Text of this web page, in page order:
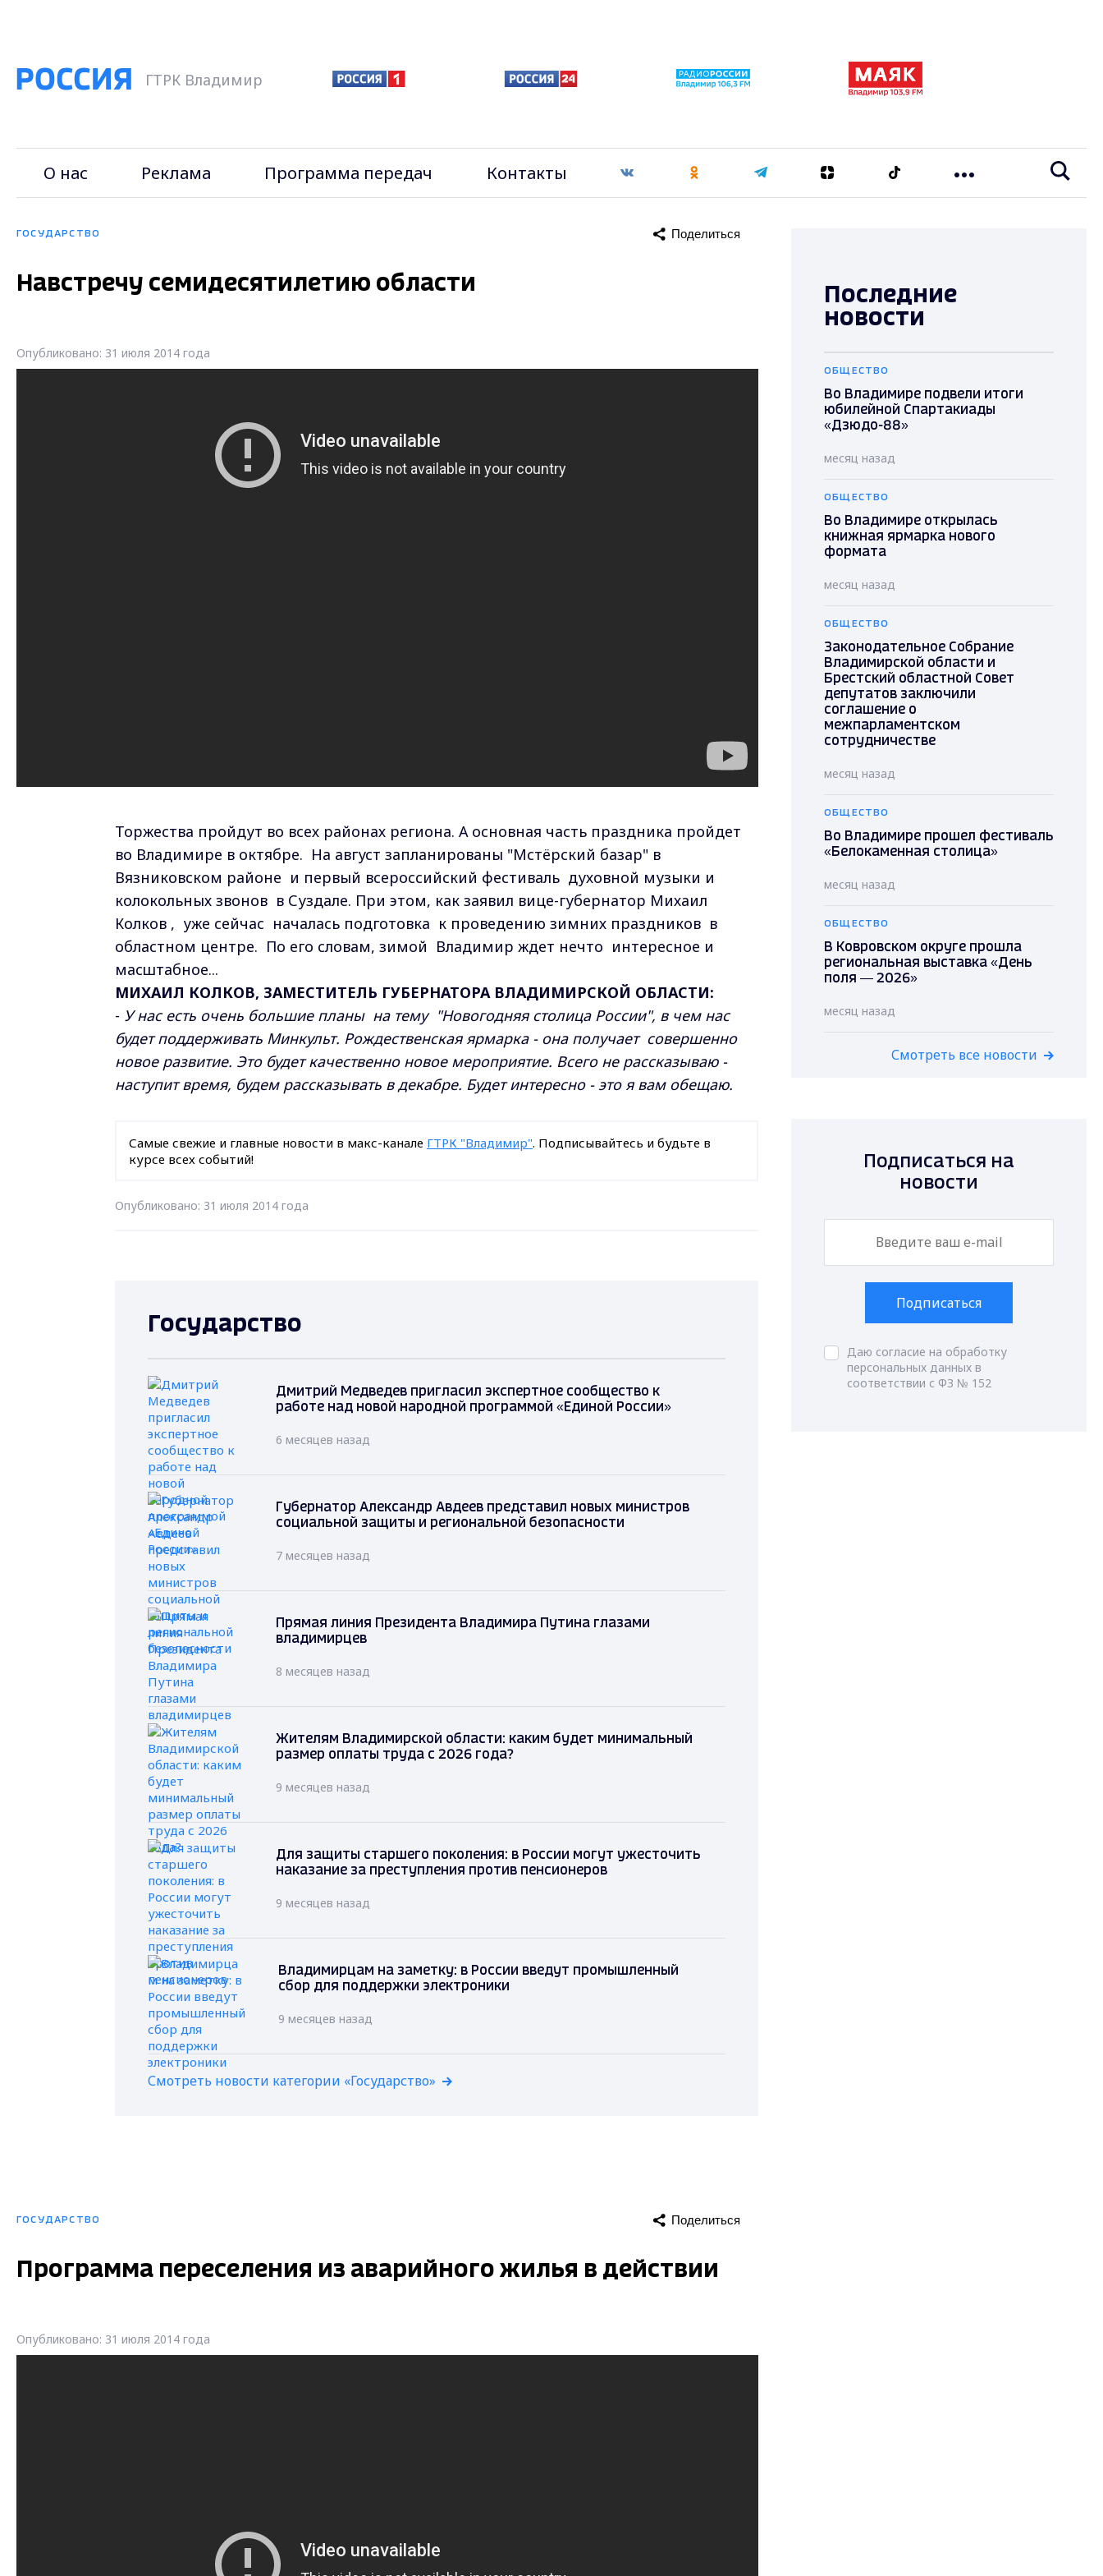
ГТРК Владимир
О нас Реклама Программа передач Контакты
ГОСУДАРСТВО Поделиться
Навстречу семидесятилетию области
Опубликовано: 31 июля 2014 года
Торжества пройдут во всех районах региона. А основная часть праздника пройдет
во Владимире в октябре. На август запланированы "Мстёрский базар" в
Вязниковском районе и первый всероссийский фестиваль духовной музыки и
колокольных звонов в Суздале. При этом, как заявил вице-губернатор Михаил
Колков , уже сейчас началась подготовка к проведению зимних праздников в
областном центре. По его словам, зимой Владимир ждет нечто интересное и
масштабное...
МИХАИЛ КОЛКОВ, ЗАМЕСТИТЕЛЬ ГУБЕРНАТОРА ВЛАДИМИРСКОЙ ОБЛАСТИ:
- У нас есть очень большие планы на тему "Новогодняя столица России", в чем нас
будет поддерживать Минкульт. Рождественская ярмарка - она получает совершенно
новое развитие. Это будет качественно новое мероприятие. Всего не рассказываю -
наступит время, будем рассказывать в декабре. Будет интересно - это я вам обещаю.
Самые свежие и главные новости в макс-канале ГТРК "Владимир". Подписывайтесь и будьте в
курсе всех событий!
Опубликовано: 31 июля 2014 года
Государство
Дмитрий Медведев пригласил экспертное сообщество к
работе над новой народной программой «Единой России»
6 месяцев назад
Губернатор Александр Авдеев представил новых министров
социальной защиты и региональной безопасности
7 месяцев назад
Прямая линия Президента Владимира Путина глазами
владимирцев
8 месяцев назад
Жителям Владимирской области: каким будет минимальный
размер оплаты труда с 2026 года?
9 месяцев назад
Для защиты старшего поколения: в России могут ужесточить
наказание за преступления против пенсионеров
9 месяцев назад
Владимирцам на заметку: в России введут промышленный
сбор для поддержки электроники
9 месяцев назад
Смотреть новости категории «Государство»
ГОСУДАРСТВО Поделиться
Программа переселения из аварийного жилья в действии
Опубликовано: 31 июля 2014 года
Последние
новости
ОБЩЕСТВО
Во Владимире подвели итоги
юбилейной Спартакиады
«Дзюдо-88»
месяц назад
ОБЩЕСТВО
Во Владимире открылась
книжная ярмарка нового
формата
месяц назад
ОБЩЕСТВО
Законодательное Собрание
Владимирской области и
Брестский областной Совет
депутатов заключили
соглашение о
межпарламентском
сотрудничестве
месяц назад
ОБЩЕСТВО
Во Владимире прошел фестиваль
«Белокаменная столица»
месяц назад
ОБЩЕСТВО
В Ковровском округе прошла
региональная выставка «День
поля — 2026»
месяц назад
Смотреть все новости
Подписаться на
новости
Подписаться
Даю согласие на обработку
персональных данных в
соответствии с ФЗ № 152